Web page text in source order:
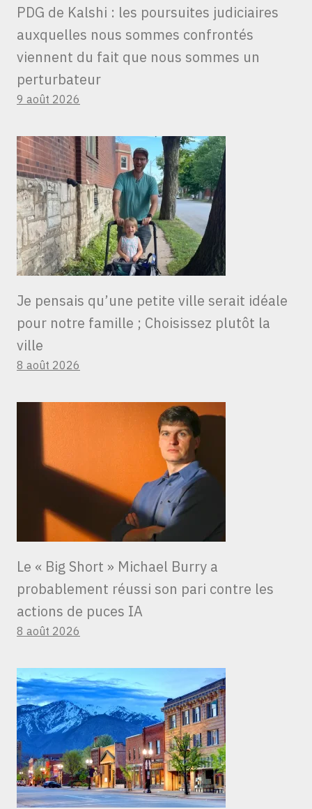
PDG de Kalshi : les poursuites judiciaires
auxquelles nous sommes confrontés
viennent du fait que nous sommes un
perturbateur
9 août 2026
Je pensais qu’une petite ville serait idéale
pour notre famille ; Choisissez plutôt la
ville
8 août 2026
Le « Big Short » Michael Burry a
probablement réussi son pari contre les
actions de puces IA
8 août 2026